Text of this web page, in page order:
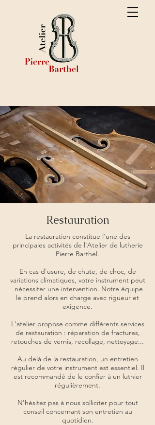
Restauration
La restauration constitue l'une des
principales activités de l'Atelier de lutherie
Pierre Barthel.
En cas d'usure, de chute, de choc, de
variations climatiques, votre instrument peut
nécessiter une intervention. Notre équipe
le prend alors en charge avec rigueur et
exigence.
L'atelier propose comme différents services
de restauration : réparation de fractures,
retouches de vernis, recollage, nettoyage...
Au delà de la restauration, un entretien
régulier de votre instrument est essentiel. Il
est recommandé de le confier à un luthier
régulièrement.
N'hésitez pas à nous solliciter pour tout
conseil concernant son entretien au
quotidien.